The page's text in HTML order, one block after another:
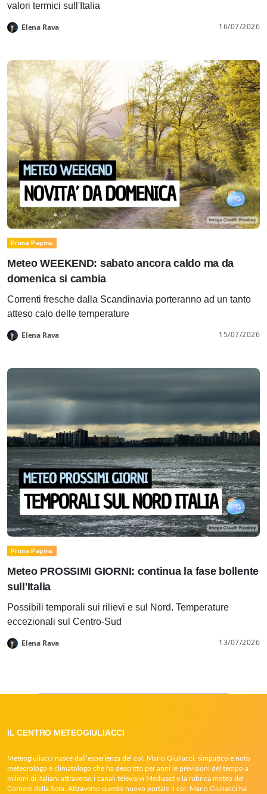
valori termici sull'Italia
Elena Rava 16/07/2026
Prima Pagina
Meteo WEEKEND: sabato ancora caldo ma da
domenica si cambia
Correnti fresche dalla Scandinavia porteranno ad un tanto
atteso calo delle temperature
Elena Rava 15/07/2026
Prima Pagina
Meteo PROSSIMI GIORNI: continua la fase bollente
sull'Italia
Possibili temporali sui rilievi e sul Nord. Temperature
eccezionali sul Centro-Sud
Elena Rava 13/07/2026
IL CENTRO METEOGIULIACCI
Meteogiuliacci nasce dall’esperienza del col. Mario Giuliacci, simpatico e noto
meteorologo e climatologo che ha descritto per anni le previsioni del tempo a
milioni di italiani attraverso i canali televisivi Mediaset e la rubrica meteo del
Corriere della Sera. Attraverso questo nuovo portale il col. Mario Giuliacci ha